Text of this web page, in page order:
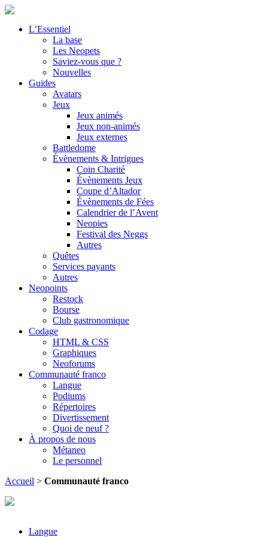
L’Essentiel
La base
Les Neopets
Saviez-vous que ?
Nouvelles
Guides
Avatars
Jeux
Jeux animés
Jeux non-animés
Jeux externes
Battledome
Évènements & Intrigues
Coin Charité
Évènements Jeux
Coupe d’Altador
Évènements de Fées
Calendrier de l’Avent
Neopies
Festival des Neggs
Autres
Quêtes
Services payants
Autres
Neopoints
Restock
Bourse
Club gastronomique
Codage
HTML & CSS
Graphiques
Neoforums
Communauté franco
Langue
Podiums
Répertoires
Divertissement
Quoi de neuf ?
À propos de nous
Métaneo
Le personnel
Accueil > Communauté franco
Langue